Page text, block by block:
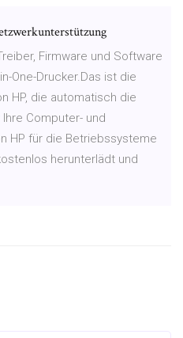
Firmware und Software
One-Drucker.Das ist die
HP, die automatisch die
Computer- und
HP für die Betriebssysteme
herunterlädt und